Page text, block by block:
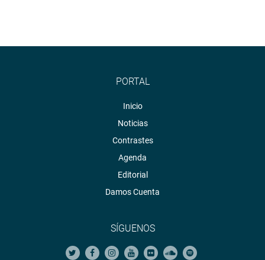
PORTAL
Inicio
Noticias
Contrastes
Agenda
Editorial
Damos Cuenta
SÍGUENOS